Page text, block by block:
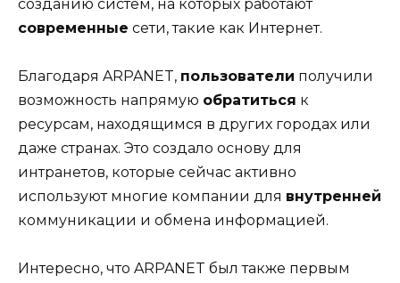
созданию систем, на которых работают
современные сети, такие как Интернет.
Благодаря ARPANET, пользователи получили
возможность напрямую обратиться к
ресурсам, находящимся в других городах или
даже странах. Это создало основу для
интранетов, которые сейчас активно
используют многие компании для внутренней
коммуникации и обмена информацией.
Интересно, что ARPANET был также первым